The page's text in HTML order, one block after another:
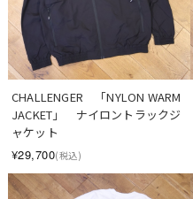
CHALLENGER　「NYLON WARM
JACKET」　ナイロントラックジ
ャケット
¥29,700(税込)